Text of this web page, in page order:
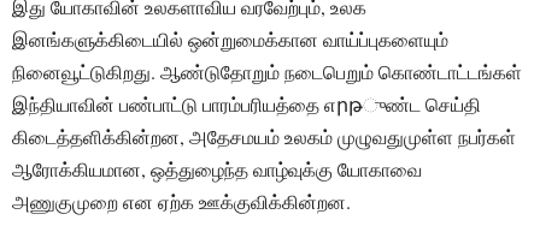
இது யோகாவின் உலகளாவிய வரவேற்பும், உலக
இனங்களுக்கிடையில் ஒன்றுமைக்கான வாய்ப்புகளையும்
நினைவூட்டுகிறது. ஆண்டுதோறும் நடைபெறும் கொண்டாட்டங்கள்
இந்தியாவின் பண்பாட்டு பாரம்பரியத்தை எրթுண்ட செய்தி
கிடைத்தளிக்கின்றன, அதேசமயம் உலகம் முழுவதுமுள்ள நபர்கள்
ஆரோக்கியமான, ஒத்துழைந்த வாழ்வுக்கு யோகாவை
அணுகுமுறை என ஏற்க ஊக்குவிக்கின்றன.